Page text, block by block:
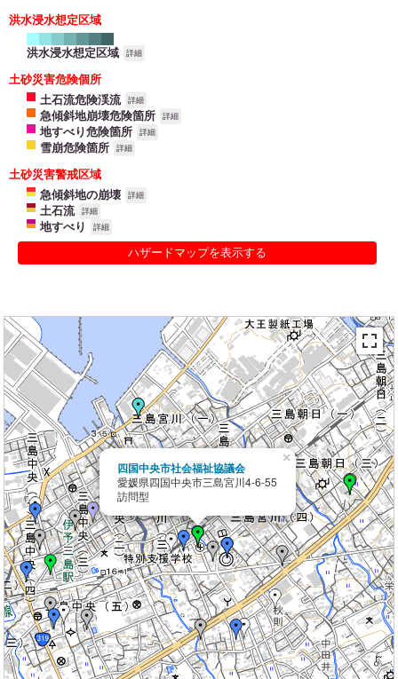
洪水浸水想定区域
洪水浸水想定区域 詳細
土砂災害危険個所
土石流危険渓流
詳細
急傾斜地崩壊危険箇所 詳細
地すべり危険箇所 詳細
雪崩危険箇所 詳細
土砂災害警戒区域
急傾斜地の崩壊
詳細
土石流 詳細
地すべり 詳細
ハザードマップを表示する
四国中央市社会福祉協議会
愛媛県四国中央市三島宮川4-6-55
訪問型
×